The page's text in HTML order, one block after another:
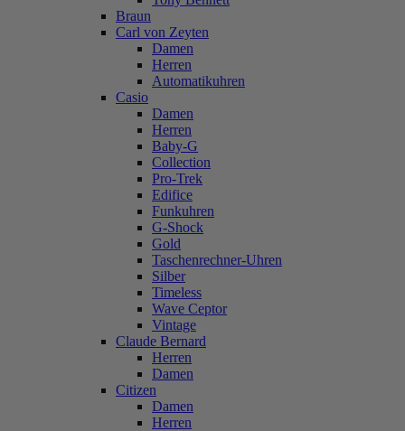
Braun
Carl von Zeyten
Damen
Herren
Automatikuhren
Casio
Damen
Herren
Baby-G
Collection
Pro-Trek
Edifice
Funkuhren
G-Shock
Gold
Taschenrechner-Uhren
Silber
Timeless
Wave Ceptor
Vintage
Claude Bernard
Herren
Damen
Citizen
Damen
Herren